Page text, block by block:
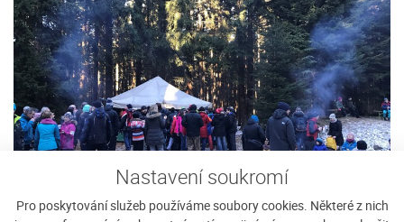
Nastavení soukromí
Pro poskytování služeb používáme soubory cookies. Některé z nich